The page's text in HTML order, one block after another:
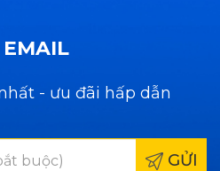
- ưu đãi hấp dẫn
GỬI